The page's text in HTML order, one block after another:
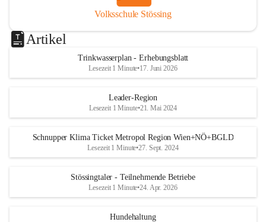
Volksschule Stössing
Artikel
Trinkwasserplan - Erhebungsblatt
Lesezeit 1 Minute•17. Juni 2026
Leader-Region
Lesezeit 1 Minute•21. Mai 2024
Schnupper Klima Ticket Metropol Region Wien+NÖ+BGLD
Lesezeit 1 Minute•27. Sept. 2024
Stössingtaler - Teilnehmende Betriebe
Lesezeit 1 Minute•24. Apr. 2026
Hundehaltung